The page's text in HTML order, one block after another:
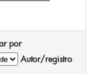
por
Autor/registro